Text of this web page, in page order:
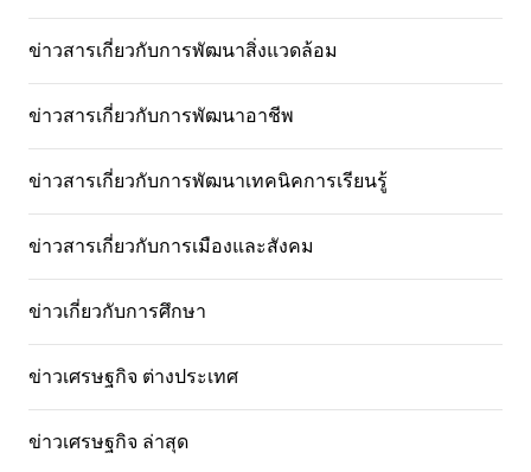
ข่าวสารเกี่ยวกับการพัฒนาสิ่งแวดล้อม
ข่าวสารเกี่ยวกับการพัฒนาอาชีพ
ข่าวสารเกี่ยวกับการพัฒนาเทคนิคการเรียนรู้
ข่าวสารเกี่ยวกับการเมืองและสังคม
ข่าวเกี่ยวกับการศึกษา
ข่าวเศรษฐกิจ ต่างประเทศ
ข่าวเศรษฐกิจ ล่าสุด